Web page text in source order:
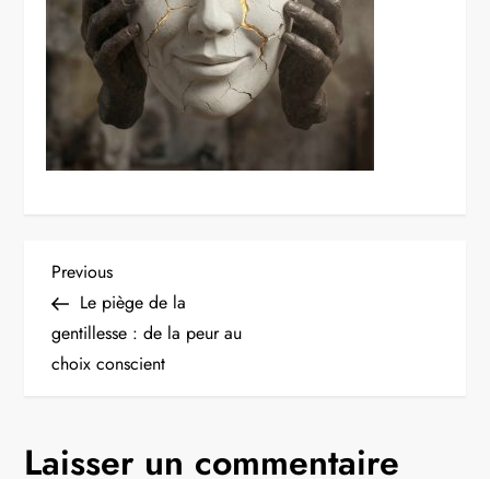
Navigation
de
l’article
Previous
Post
Previous
Le piège de la
gentillesse : de la peur au
choix conscient
Laisser un commentaire